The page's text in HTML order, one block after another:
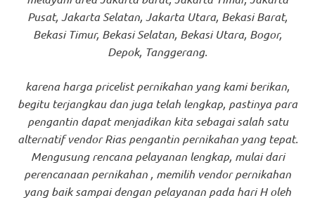
Pusat, Jakarta Selatan, Jakarta Utara, Bekasi Barat,
Bekasi Timur, Bekasi Selatan, Bekasi Utara, Bogor,
Depok, Tanggerang.
karena harga pricelist pernikahan yang kami berikan,
begitu terjangkau dan juga telah lengkap, pastinya para
pengantin dapat menjadikan kita sebagai salah satu
alternatif vendor Rias pengantin pernikahan yang tepat.
Mengusung rencana pelayanan lengkap, mulai dari
perencanaan pernikahan , memilih vendor pernikahan
yang baik sampai dengan pelayanan pada hari H oleh